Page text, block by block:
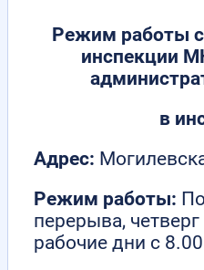
Режим работы
инспекции
в
Адрес:
Режим работы:
перерыва,
рабочие дни с